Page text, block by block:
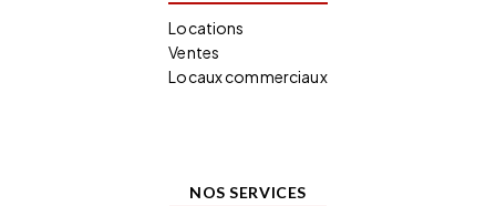
Locations
Ventes
Locaux commerciaux
NOS SERVICES